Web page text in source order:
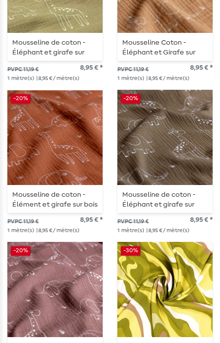
Mousseline de coton -
Éléphant et girafe sur
olive
PVPC 11,19 € 8,95 € *
1 mètre(s) | 8,95 € / mètre(s)
Mousseline Coton -
Éléphant et Girafe sur
Muscade
PVPC 11,19 € 8,95 € *
1 mètre(s) | 8,95 € / mètre(s)
-20%
Mousseline de coton -
Élément et girafe sur bois
de rose
PVPC 11,19 € 8,95 € *
1 mètre(s) | 8,95 € / mètre(s)
-20%
Mousseline de coton -
Éléphant et girafe sur
taupe
PVPC 11,19 € 8,95 € *
1 mètre(s) | 8,95 € / mètre(s)
-20% -30%